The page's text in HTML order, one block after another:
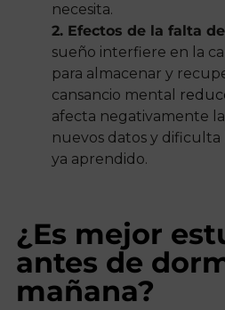
necesita.
2. Efectos de la falta
sueño interfiere en la
para almacenar y
cansancio mental
afecta negativamente
nuevos datos y
ya aprendido.
¿Es mejor
antes de
mañana?